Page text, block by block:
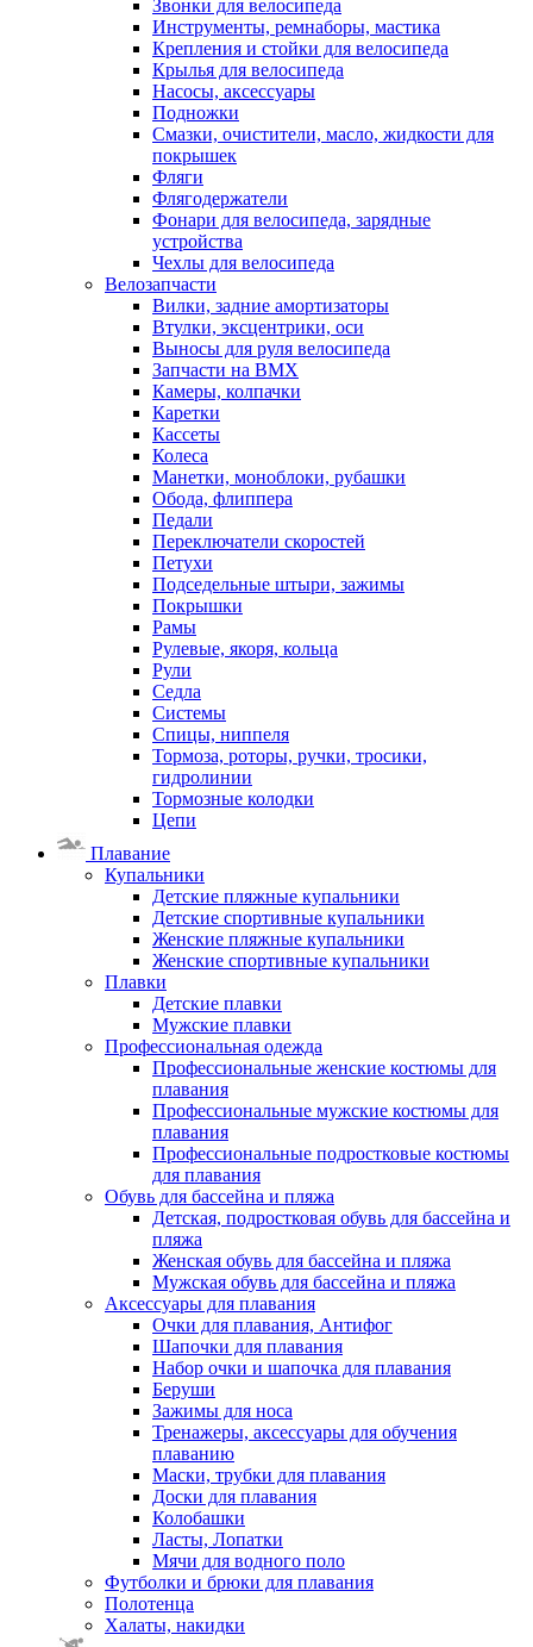
Звонки для велосипеда
Инструменты, ремнаборы, мастика
Крепления и стойки для велосипеда
Крылья для велосипеда
Насосы, аксессуары
Подножки
Смазки, очистители, масло, жидкости для
покрышек
Фляги
Флягодержатели
Фонари для велосипеда, зарядные
устройства
Чехлы для велосипеда
Велозапчасти
Вилки, задние амортизаторы
Втулки, эксцентрики, оси
Выносы для руля велосипеда
Запчасти на BMX
Камеры, колпачки
Каретки
Кассеты
Колеса
Манетки, моноблоки, рубашки
Обода, флиппера
Педали
Переключатели скоростей
Петухи
Подседельные штыри, зажимы
Покрышки
Рамы
Рулевые, якоря, кольца
Рули
Седла
Системы
Спицы, ниппеля
Тормоза, роторы, ручки, тросики,
гидролинии
Тормозные колодки
Цепи
Плавание
Купальники
Детские пляжные купальники
Детские спортивные купальники
Женские пляжные купальники
Женские спортивные купальники
Плавки
Детские плавки
Мужские плавки
Профессиональная одежда
Профессиональные женские костюмы для
плавания
Профессиональные мужские костюмы для
плавания
Профессиональные подростковые костюмы
для плавания
Обувь для бассейна и пляжа
Детская, подростковая обувь для бассейна и
пляжа
Женская обувь для бассейна и пляжа
Мужская обувь для бассейна и пляжа
Аксессуары для плавания
Очки для плавания, Антифог
Шапочки для плавания
Набор очки и шапочка для плавания
Беруши
Зажимы для носа
Тренажеры, аксессуары для обучения
плаванию
Маски, трубки для плавания
Доски для плавания
Колобашки
Ласты, Лопатки
Мячи для водного поло
Футболки и брюки для плавания
Полотенца
Халаты, накидки